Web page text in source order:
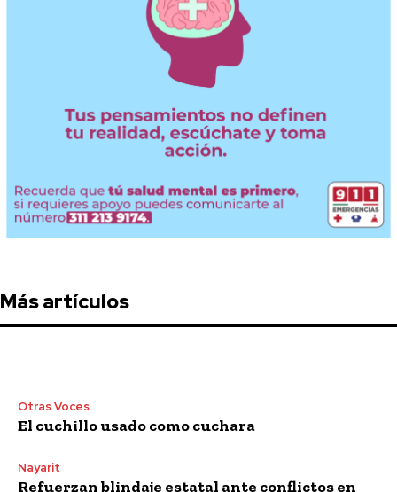
Más artículos
Otras Voces
El cuchillo usado como cuchara
Nayarit
Refuerzan blindaje estatal ante conflictos en